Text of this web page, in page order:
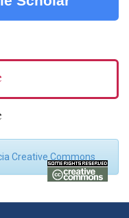
Creative Commons